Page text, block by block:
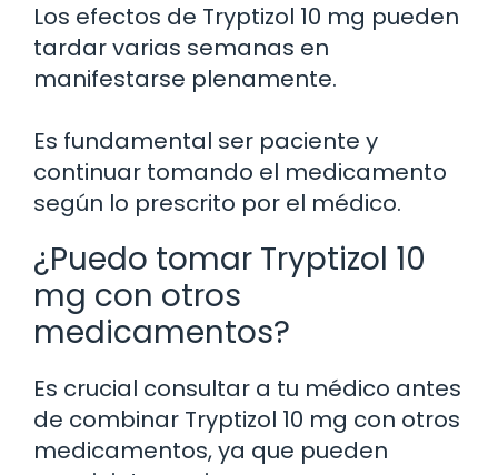
Los efectos de Tryptizol 10 mg pueden
tardar varias semanas en
manifestarse plenamente.
Es fundamental ser paciente y
continuar tomando el medicamento
según lo prescrito por el médico.
¿Puedo tomar Tryptizol 10
mg con otros
medicamentos?
Es crucial consultar a tu médico antes
de combinar Tryptizol 10 mg con otros
medicamentos, ya que pueden